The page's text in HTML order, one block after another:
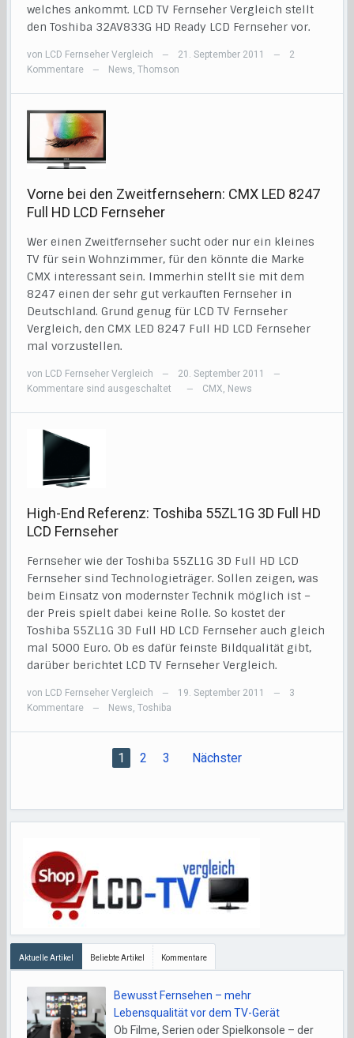
welches ankommt. LCD TV Fernseher Vergleich stellt
den Toshiba 32AV833G HD Ready LCD Fernseher vor.
von LCD Fernseher Vergleich — 21. September 2011 —
2
Kommentare
— News,Thomson
Vorne bei den Zweitfernsehern: CMX LED 8247
Full HD LCD Fernseher
Wer einen Zweitfernseher sucht oder nur ein kleines
TV für sein Wohnzimmer, für den könnte die Marke
CMX interessant sein. Immerhin stellt sie mit dem
8247 einen der sehr gut verkauften Fernseher in
Deutschland. Grund genug für LCD TV Fernseher
Vergleich, den CMX LED 8247 Full HD LCD Fernseher
mal vorzustellen.
von LCD Fernseher Vergleich — 20. September 2011 —
Kommentare sind ausgeschaltet — CMX, News
High-End Referenz: Toshiba 55ZL1G 3D Full HD
LCD Fernseher
Fernseher wie der Toshiba 55ZL1G 3D Full HD LCD
Fernseher sind Technologieträger. Sollen zeigen, was
beim Einsatz von modernster Technik möglich ist –
der Preis spielt dabei keine Rolle. So kostet der
Toshiba 55ZL1G 3D Full HD LCD Fernseher auch gleich
mal 5000 Euro. Ob es dafür feinste Bildqualität gibt,
darüber berichtet LCD TV Fernseher Vergleich.
von LCD Fernseher Vergleich — 19. September 2011 —
3
Kommentare
— News,Toshiba
1 2 3 Nächster
Aktuelle Artikel Beliebte Artikel Kommentare
Bewusst Fernsehen – mehr
Lebensqualität vor dem TV-Gerät
Ob Filme, Serien oder Spielkonsole – der